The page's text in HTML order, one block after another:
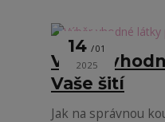
14 01
2025
Výběr
Vaše šití
Jak na správnou